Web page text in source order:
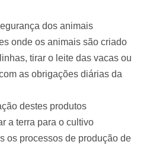
dos animais
onde os animais são criado
tirar o leite das vacas ou
as obrigações diárias da
destes produtos
a terra para o cultivo
os processos de produção de